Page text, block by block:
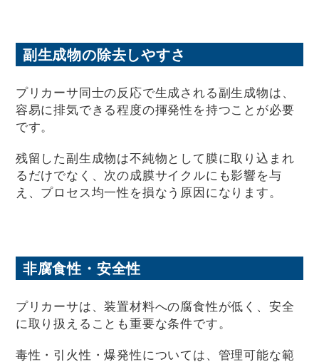
副生成物の除去しやすさ
プリカーサ同士の反応で生成される副生成物は、
容易に排気できる程度の揮発性を持つことが必要
です。
残留した副生成物は不純物として膜に取り込まれ
るだけでなく、次の成膜サイクルにも影響を与
え、プロセス均一性を損なう原因になります。
非腐食性・安全性
プリカーサは、装置材料への腐食性が低く、安全
に取り扱えることも重要な条件です。
毒性・引火性・爆発性については、管理可能な範